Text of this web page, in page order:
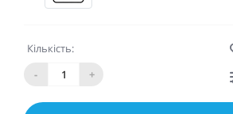
Кількість:
-
+